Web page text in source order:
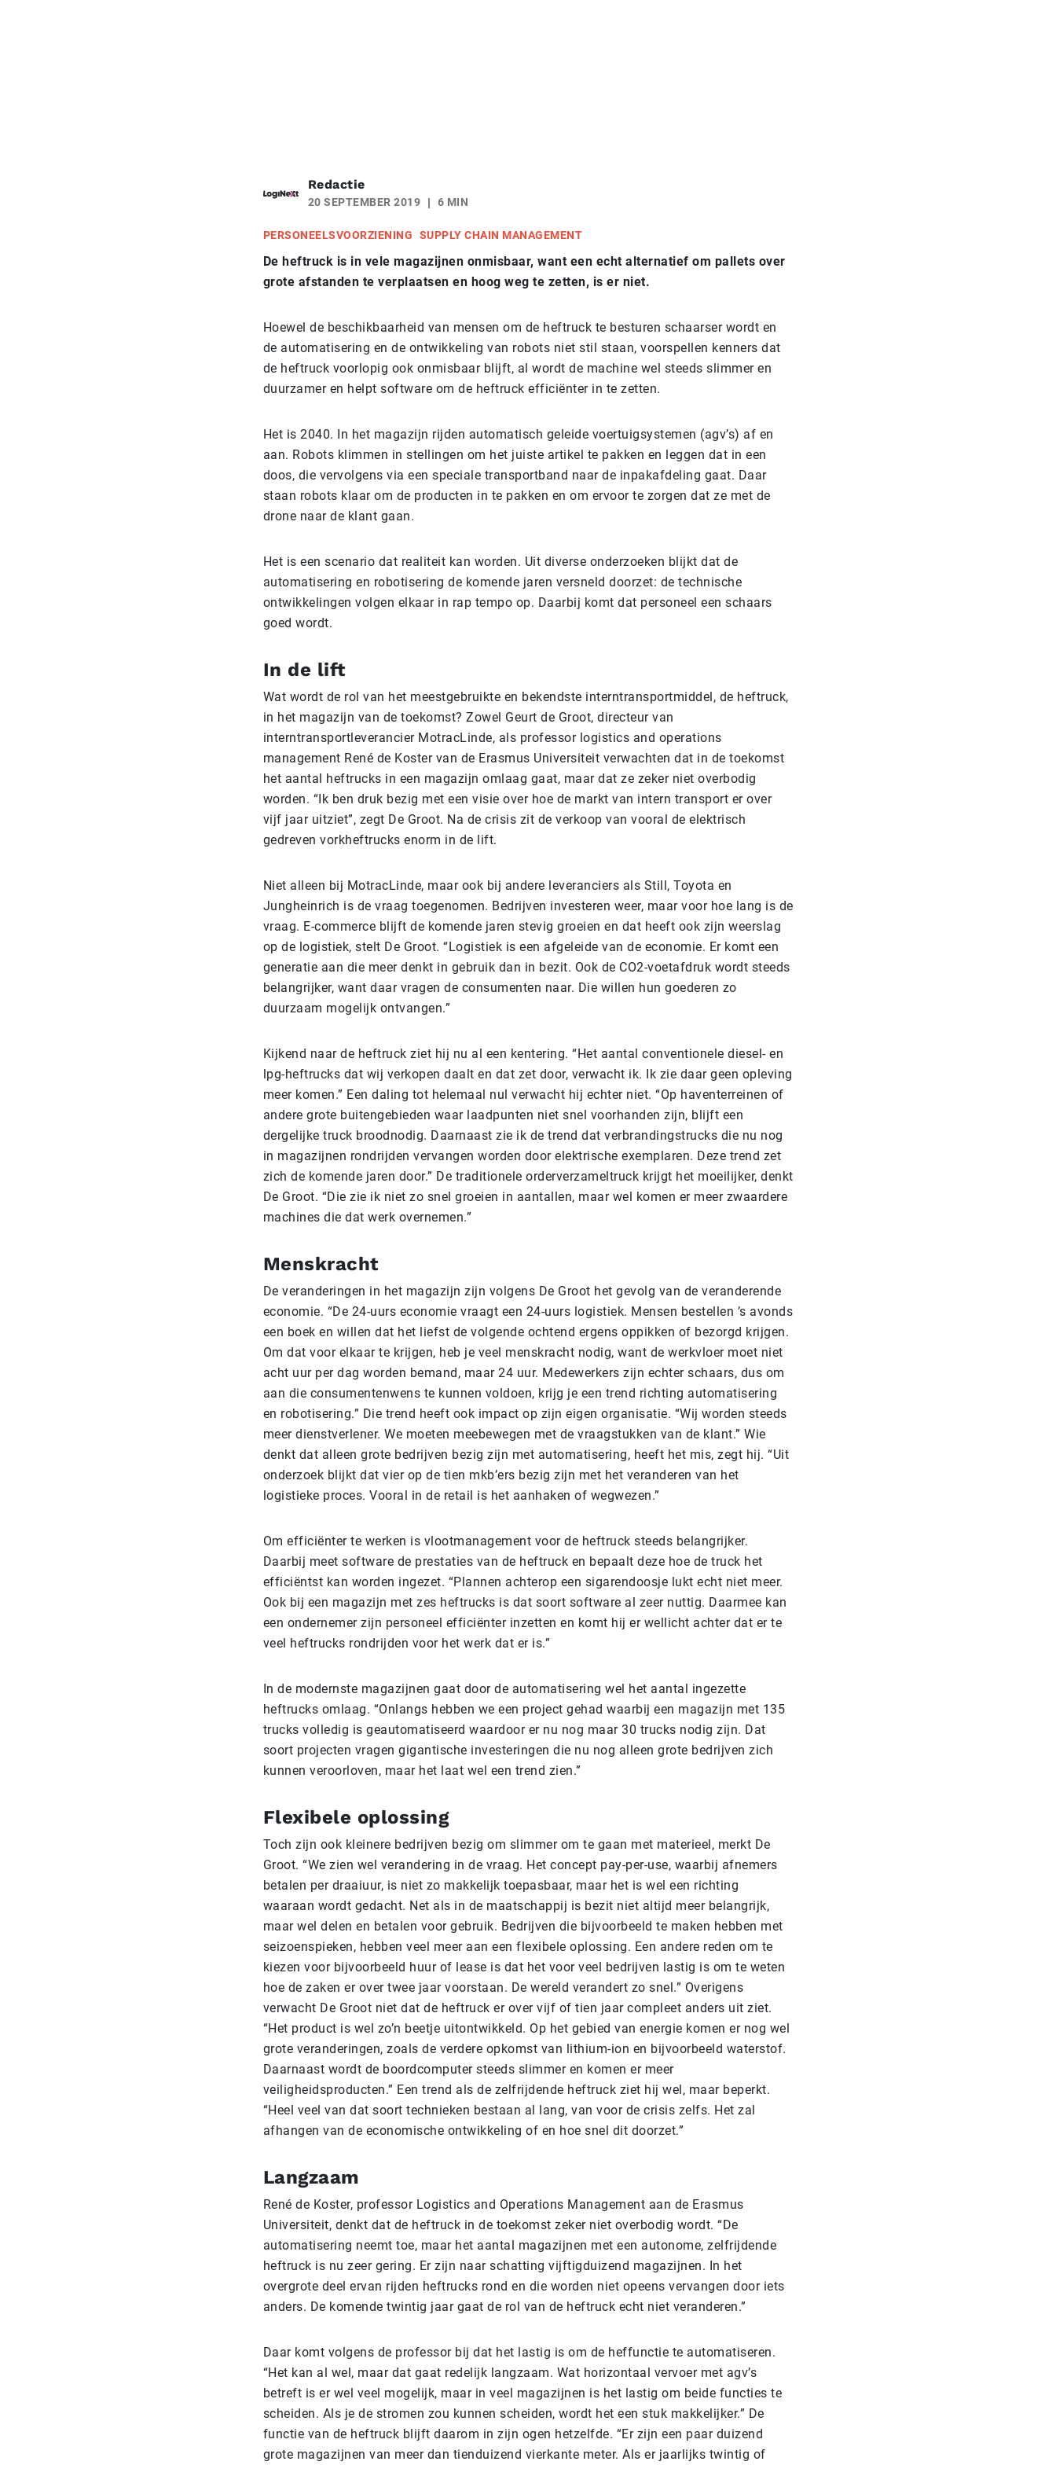
Redactie
20 SEPTEMBER 2019 6 MIN
PERSONEELSVOORZIENING SUPPLY CHAIN MANAGEMENT
De heftruck is in vele magazijnen onmisbaar, want een echt alternatief om pallets over
grote afstanden te verplaatsen en hoog weg te zetten, is er niet.
Hoewel de beschikbaarheid van mensen om de heftruck te besturen schaarser wordt en
de automatisering en de ontwikkeling van robots niet stil staan, voorspellen kenners dat
de heftruck voorlopig ook onmisbaar blijft, al wordt de machine wel steeds slimmer en
duurzamer en helpt software om de heftruck efficiënter in te zetten.
Het is 2040. In het magazijn rijden automatisch geleide voertuigsystemen (agv’s) af en
aan. Robots klimmen in stellingen om het juiste artikel te pakken en leggen dat in een
doos, die vervolgens via een speciale transportband naar de inpakafdeling gaat. Daar
staan robots klaar om de producten in te pakken en om ervoor te zorgen dat ze met de
drone naar de klant gaan.
Het is een scenario dat realiteit kan worden. Uit diverse onderzoeken blijkt dat de
automatisering en robotisering de komende jaren versneld doorzet: de technische
ontwikkelingen volgen elkaar in rap tempo op. Daarbij komt dat personeel een schaars
goed wordt.
In de lift
Wat wordt de rol van het meestgebruikte en bekendste interntransportmiddel, de heftruck,
in het magazijn van de toekomst? Zowel Geurt de Groot, directeur van
interntransportleverancier MotracLinde, als professor logistics and operations
management René de Koster van de Erasmus Universiteit verwachten dat in de toekomst
het aantal heftrucks in een magazijn omlaag gaat, maar dat ze zeker niet overbodig
worden. “Ik ben druk bezig met een visie over hoe de markt van intern transport er over
vijf jaar uitziet”, zegt De Groot. Na de crisis zit de verkoop van vooral de elektrisch
gedreven vorkheftrucks enorm in de lift.
Niet alleen bij MotracLinde, maar ook bij andere leveranciers als Still, Toyota en
Jungheinrich is de vraag toegenomen. Bedrijven investeren weer, maar voor hoe lang is de
vraag. E-commerce blijft de komende jaren stevig groeien en dat heeft ook zijn weerslag
op de logistiek, stelt De Groot. “Logistiek is een afgeleide van de economie. Er komt een
generatie aan die meer denkt in gebruik dan in bezit. Ook de CO2-voetafdruk wordt steeds
belangrijker, want daar vragen de consumenten naar. Die willen hun goederen zo
duurzaam mogelijk ontvangen.”
Kijkend naar de heftruck ziet hij nu al een kentering. “Het aantal conventionele diesel- en
lpg-heftrucks dat wij verkopen daalt en dat zet door, verwacht ik. Ik zie daar geen opleving
meer komen.” Een daling tot helemaal nul verwacht hij echter niet. “Op haventerreinen of
andere grote buitengebieden waar laadpunten niet snel voorhanden zijn, blijft een
dergelijke truck broodnodig. Daarnaast zie ik de trend dat verbrandingstrucks die nu nog
in magazijnen rondrijden vervangen worden door elektrische exemplaren. Deze trend zet
zich de komende jaren door.” De traditionele orderverzameltruck krijgt het moeilijker, denkt
De Groot. “Die zie ik niet zo snel groeien in aantallen, maar wel komen er meer zwaardere
machines die dat werk overnemen.”
Menskracht
De veranderingen in het magazijn zijn volgens De Groot het gevolg van de veranderende
economie. “De 24-uurs economie vraagt een 24-uurs logistiek. Mensen bestellen ’s avonds
een boek en willen dat het liefst de volgende ochtend ergens oppikken of bezorgd krijgen.
Om dat voor elkaar te krijgen, heb je veel menskracht nodig, want de werkvloer moet niet
acht uur per dag worden bemand, maar 24 uur. Medewerkers zijn echter schaars, dus om
aan die consumentenwens te kunnen voldoen, krijg je een trend richting automatisering
en robotisering.” Die trend heeft ook impact op zijn eigen organisatie. “Wij worden steeds
meer dienstverlener. We moeten meebewegen met de vraagstukken van de klant.” Wie
denkt dat alleen grote bedrijven bezig zijn met automatisering, heeft het mis, zegt hij. “Uit
onderzoek blijkt dat vier op de tien mkb’ers bezig zijn met het veranderen van het
logistieke proces. Vooral in de retail is het aanhaken of wegwezen.”
Om efficiënter te werken is vlootmanagement voor de heftruck steeds belangrijker.
Daarbij meet software de prestaties van de heftruck en bepaalt deze hoe de truck het
efficiëntst kan worden ingezet. “Plannen achterop een sigarendoosje lukt echt niet meer.
Ook bij een magazijn met zes heftrucks is dat soort software al zeer nuttig. Daarmee kan
een ondernemer zijn personeel efficiënter inzetten en komt hij er wellicht achter dat er te
veel heftrucks rondrijden voor het werk dat er is.”
In de modernste magazijnen gaat door de automatisering wel het aantal ingezette
heftrucks omlaag. “Onlangs hebben we een project gehad waarbij een magazijn met 135
trucks volledig is geautomatiseerd waardoor er nu nog maar 30 trucks nodig zijn. Dat
soort projecten vragen gigantische investeringen die nu nog alleen grote bedrijven zich
kunnen veroorloven, maar het laat wel een trend zien.”
Flexibele oplossing
Toch zijn ook kleinere bedrijven bezig om slimmer om te gaan met materieel, merkt De
Groot. “We zien wel verandering in de vraag. Het concept pay-per-use, waarbij afnemers
betalen per draaiuur, is niet zo makkelijk toepasbaar, maar het is wel een richting
waaraan wordt gedacht. Net als in de maatschappij is bezit niet altijd meer belangrijk,
maar wel delen en betalen voor gebruik. Bedrijven die bijvoorbeeld te maken hebben met
seizoenspieken, hebben veel meer aan een flexibele oplossing. Een andere reden om te
kiezen voor bijvoorbeeld huur of lease is dat het voor veel bedrijven lastig is om te weten
hoe de zaken er over twee jaar voorstaan. De wereld verandert zo snel.” Overigens
verwacht De Groot niet dat de heftruck er over vijf of tien jaar compleet anders uit ziet.
“Het product is wel zo’n beetje uitontwikkeld. Op het gebied van energie komen er nog wel
grote veranderingen, zoals de verdere opkomst van lithium-ion en bijvoorbeeld waterstof.
Daarnaast wordt de boordcomputer steeds slimmer en komen er meer
veiligheidsproducten.” Een trend als de zelfrijdende heftruck ziet hij wel, maar beperkt.
“Heel veel van dat soort technieken bestaan al lang, van voor de crisis zelfs. Het zal
afhangen van de economische ontwikkeling of en hoe snel dit doorzet.”
Langzaam
René de Koster, professor Logistics and Operations Management aan de Erasmus
Universiteit, denkt dat de heftruck in de toekomst zeker niet overbodig wordt. “De
automatisering neemt toe, maar het aantal magazijnen met een autonome, zelfrijdende
heftruck is nu zeer gering. Er zijn naar schatting vijftigduizend magazijnen. In het
overgrote deel ervan rijden heftrucks rond en die worden niet opeens vervangen door iets
anders. De komende twintig jaar gaat de rol van de heftruck echt niet veranderen.”
Daar komt volgens de professor bij dat het lastig is om de heffunctie te automatiseren.
“Het kan al wel, maar dat gaat redelijk langzaam. Wat horizontaal vervoer met agv’s
betreft is er wel veel mogelijk, maar in veel magazijnen is het lastig om beide functies te
scheiden. Als je de stromen zou kunnen scheiden, wordt het een stuk makkelijker.” De
functie van de heftruck blijft daarom in zijn ogen hetzelfde. “Er zijn een paar duizend
grote magazijnen van meer dan tienduizend vierkante meter. Als er jaarlijks twintig of